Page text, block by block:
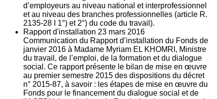
d’employeurs au niveau national et interprofessionnel
et au niveau des branches professionnelles (article R.
2135‐28 I 1°) et 2°) du code du travail).
Rapport d'installation 23 mars 2016
Communication du Rapport d’installation du Fonds de
janvier 2016 à Madame Myriam EL KHOMRI, Ministre
du travail, de l’emploi, de la formation et du dialogue
social. Ce rapport présente le bilan de mise en œuvre
au premier semestre 2015 des dispositions du décret
n° 2015-87, à savoir : les étapes de mise en œuvre du
Fonds pour le financement du dialogue social et de